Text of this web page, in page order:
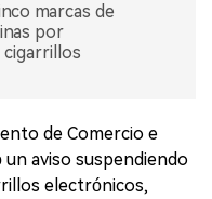
marcas de
por
de Comercio e
un aviso suspendiendo
electrónicos,